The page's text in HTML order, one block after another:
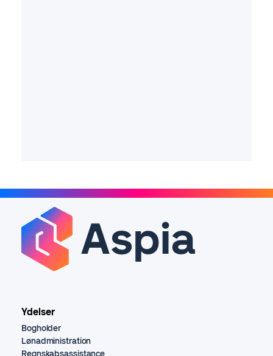
Ydelser
Bogholder
Lønadministration